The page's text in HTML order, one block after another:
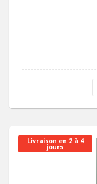
Livraison en 2 à 4
jours